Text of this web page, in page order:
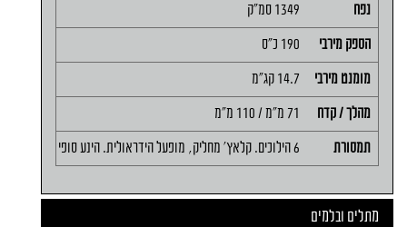
נפח 1349 סמ"ק
הספק מירבי 190 כ"ס
מומנט מירבי 14.7 קג"מ
מהלך / קדח 71 מ"מ / 110 מ"מ
תמסורת 6 הילוכים. קלאץ' מחליק, מופעל הידראולית. הינע סופי שרשרת
מתלים ובלמים